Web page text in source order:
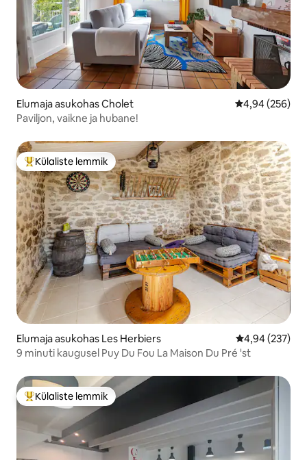
Elumaja asukohas Cholet Keskmine
4,94 (256)
Paviljon, vaikne ja hubane!
Külaliste suur lemmik
Külaliste lemmik
Elumaja asukohas Les Herbiers Keskmine
4,94 (237)
9 minuti kaugusel Puy Du Fou La Maison Du Pré 'st
Külaliste suur lemmik
Külaliste lemmik